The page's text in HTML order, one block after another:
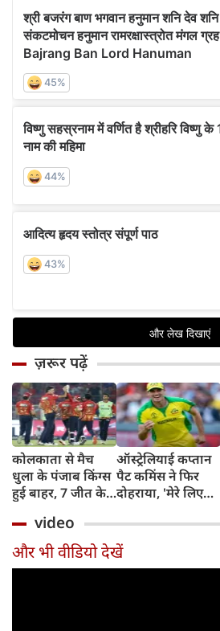
ज़रूर पढ़ें
कोलकाता से मैच
धुला के पंजाब किंग्स
हुई बाहर, 7 जीत के
ऑस्ट्रेलियाई कप्तान
पैट कमिंस ने फिर
दोहराया, 'मेरे लिए
video
और भी वीडियो देखें